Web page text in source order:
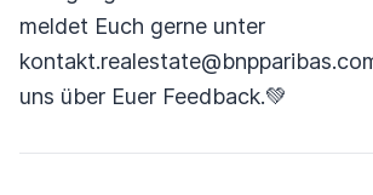
meldet Euch gerne unter
uns über Euer Feedback.💚